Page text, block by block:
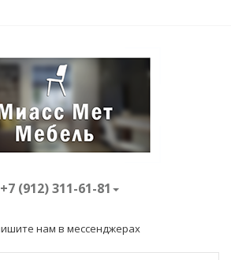
+7 (912) 311-61-81